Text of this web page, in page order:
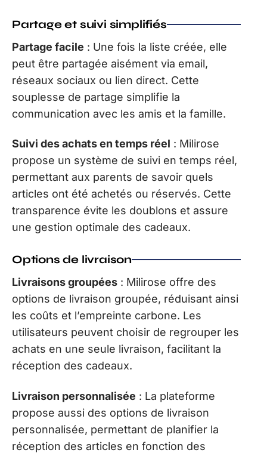
Partage et suivi simplifiés
Partage facile : Une fois la liste créée, elle
peut être partagée aisément via email,
réseaux sociaux ou lien direct. Cette
souplesse de partage simplifie la
communication avec les amis et la famille.
Suivi des achats en temps réel : Milirose
propose un système de suivi en temps réel,
permettant aux parents de savoir quels
articles ont été achetés ou réservés. Cette
transparence évite les doublons et assure
une gestion optimale des cadeaux.
Options de livraison
Livraisons groupées : Milirose offre des
options de livraison groupée, réduisant ainsi
les coûts et l’empreinte carbone. Les
utilisateurs peuvent choisir de regrouper les
achats en une seule livraison, facilitant la
réception des cadeaux.
Livraison personnalisée : La plateforme
propose aussi des options de livraison
personnalisée, permettant de planifier la
réception des articles en fonction des